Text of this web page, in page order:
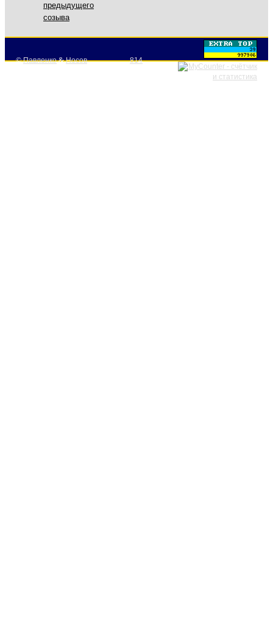
предыдущего
созыва
©Павленко&Носов 814